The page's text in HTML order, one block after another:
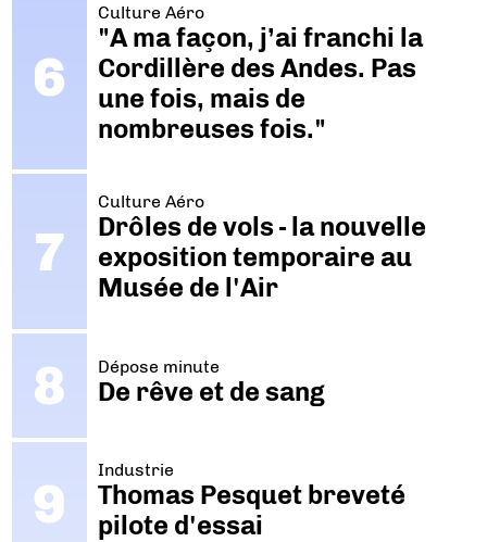
Culture Aéro
"A ma façon, j’ai franchi la
Cordillère des Andes. Pas
une fois, mais de
nombreuses fois."
Culture Aéro
Drôles de vols - la nouvelle
exposition temporaire au
Musée de l'Air
Dépose minute
De rêve et de sang
Industrie
Thomas Pesquet breveté
pilote d'essai